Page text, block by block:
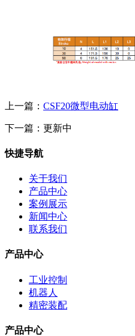
上一篇： CSF20微型电动缸
下一篇：更新中
快捷导航
关于我们
产品中心
案例展示
新闻中心
联系我们
产品中心
工业控制
机器人
精密装配
产品中心